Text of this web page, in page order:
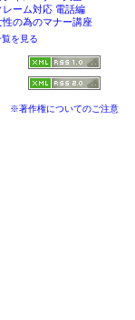
レーム対応 電話編
性の為のマナー講座
覧を見る
※著作権についてのご注意